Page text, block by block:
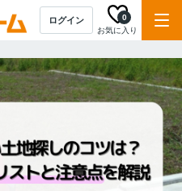
ログイン
お気に入り
0